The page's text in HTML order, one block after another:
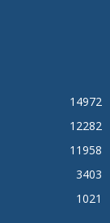
14972
12282
11958
3403
1021